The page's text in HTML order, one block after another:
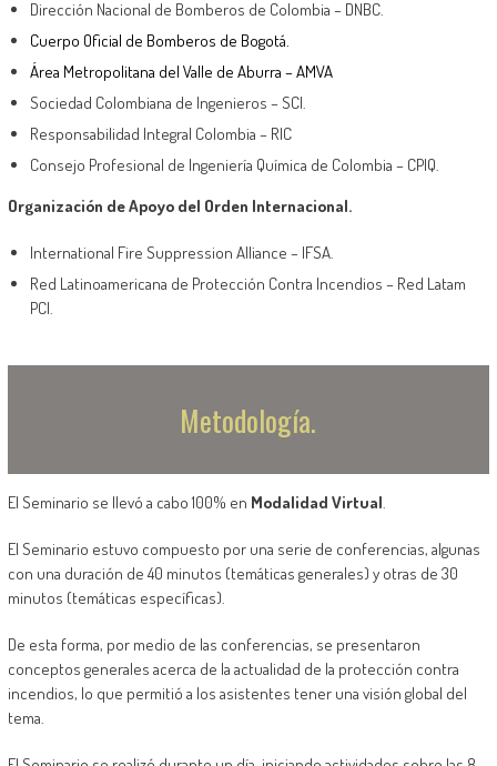
Dirección Nacional de Bomberos de Colombia – DNBC.
Cuerpo Oficial de Bomberos de Bogotá.
Área Metropolitana del Valle de Aburra – AMVA
Sociedad Colombiana de Ingenieros – SCI.
Responsabilidad Integral Colombia – RIC
Consejo Profesional de Ingeniería Química de Colombia – CPIQ.
Organización de Apoyo del Orden Internacional.
International Fire Suppression Alliance – IFSA.
Red Latinoamericana de Protección Contra Incendios – Red Latam
PCI.
Metodología.
El Seminario se llevó a cabo 100% en Modalidad Virtual.
El Seminario estuvo compuesto por una serie de conferencias, algunas
con una duración de 40 minutos (temáticas generales) y otras de 30
minutos (temáticas específicas).
De esta forma, por medio de las conferencias, se presentaron
conceptos generales acerca de la actualidad de la protección contra
incendios, lo que permitió a los asistentes tener una visión global del
tema.